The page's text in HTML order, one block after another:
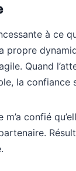
à ce
propre
Quand
la confiance
m’a confié